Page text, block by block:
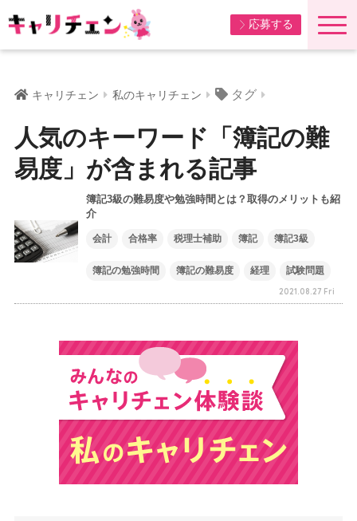
応募する
キャリチェン 私のキャリチェン タグ
人気のキーワード「簿記の難
易度」が含まれる記事
簿記3級の難易度や勉強時間とは？取得のメリットも紹
介
会計 合格率 税理士補助 簿記 簿記3級
簿記の勉強時間 簿記の難易度 経理 試験問題
2021.08.27 Fri